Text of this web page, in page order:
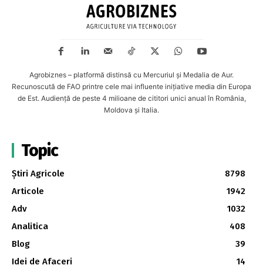
Agrobiznes – platformă distinsă cu Mercuriul și Medalia de Aur.
Recunoscută de FAO printre cele mai influente inițiative media din Europa
de Est. Audiență de peste 4 milioane de cititori unici anual în România,
Moldova și Italia.
Topic
Știri Agricole
8798
Articole
1942
Adv
1032
Analitica
408
Blog
39
Idei de Afaceri
14